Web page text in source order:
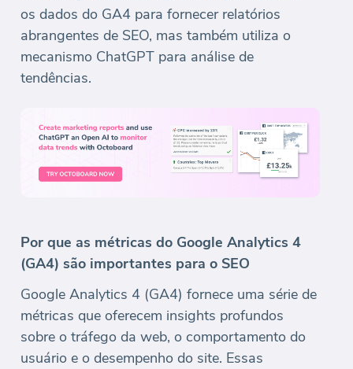
os dados do GA4 para fornecer relatórios
abrangentes de SEO, mas também utiliza o
mecanismo ChatGPT para análise de
tendências.
Por que as métricas do Google Analytics 4
(GA4) são importantes para o SEO
Google Analytics 4 (GA4) fornece uma série de
métricas que oferecem insights profundos
sobre o tráfego da web, o comportamento do
usuário e o desempenho do site. Essas